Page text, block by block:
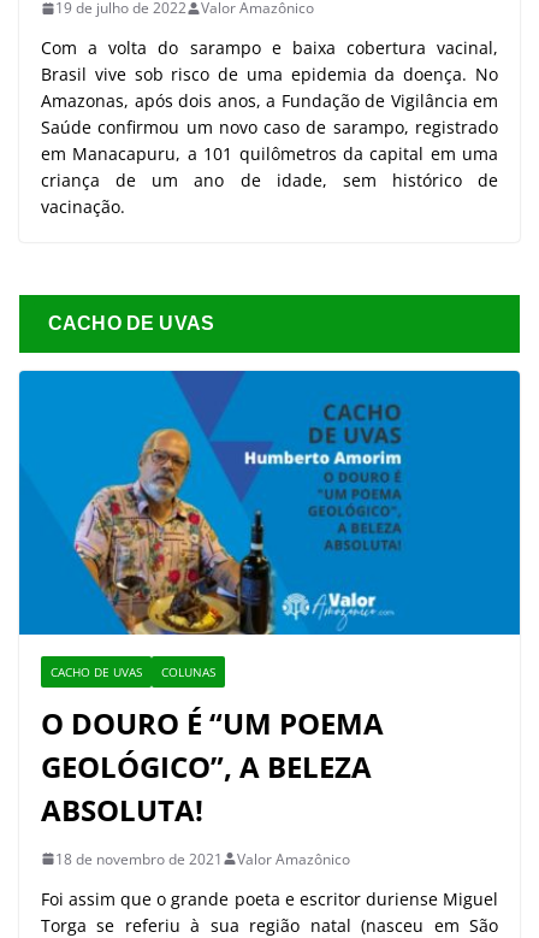
19 de julho de 2022 Valor Amazônico
Com a volta do sarampo e baixa cobertura vacinal,
Brasil vive sob risco de uma epidemia da doença. No
Amazonas, após dois anos, a Fundação de Vigilância em
Saúde confirmou um novo caso de sarampo, registrado
em Manacapuru, a 101 quilômetros da capital em uma
criança de um ano de idade, sem histórico de
vacinação.
CACHO DE UVAS
CACHO DE UVAS COLUNAS
O DOURO É “UM POEMA
GEOLÓGICO”, A BELEZA
ABSOLUTA!
18 de novembro de 2021 Valor Amazônico
Foi assim que o grande poeta e escritor duriense Miguel
Torga se referiu à sua região natal (nasceu em São